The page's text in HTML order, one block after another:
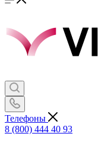
Телефоны
8 (800) 444 40 93